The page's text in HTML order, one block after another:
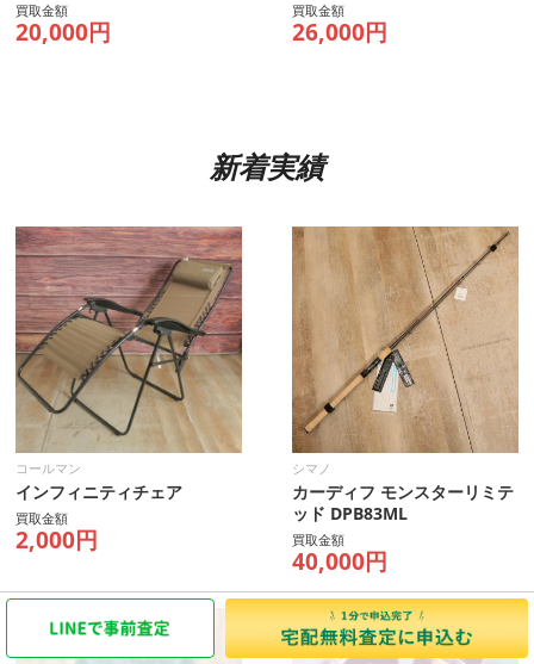
買取金額
20,000円
買取金額
26,000円
新着実績
コールマン
インフィニティチェア
買取金額
2,000円
シマノ
カーディフ モンスターリミテ
ッド DPB83ML
買取金額
40,000円